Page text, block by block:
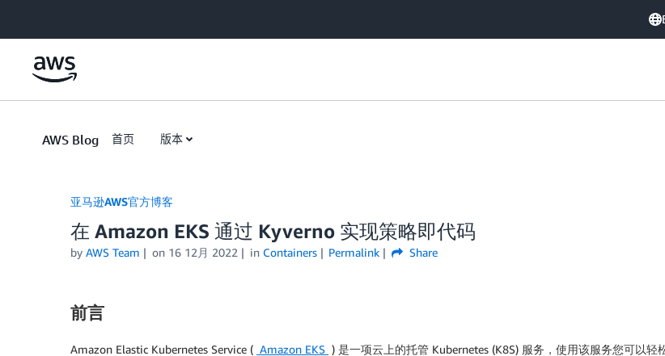
AWS Blog 首页 版本
亚马逊AWS官方博客
在 Amazon EKS 通过 Kyverno 实现策略即代码
by AWS Team on 16 12月 2022 in Containers Permalink Share
前言
Amazon Elastic Kubernetes Service ( Amazon EKS ) 是一项云上的托管 Kubernetes (K8S) 服务，使用该服务您可以轻